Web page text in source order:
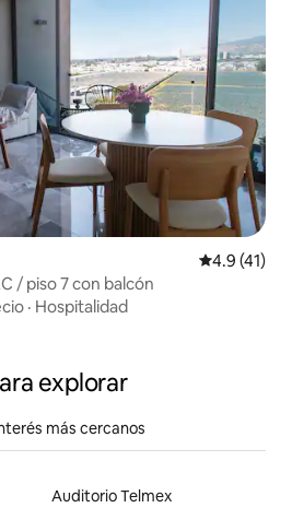
Calificación
4.9 (41)
/ piso 7 con balcón
· Hospitalidad
explorar
más cercanos
Auditorio Telmex